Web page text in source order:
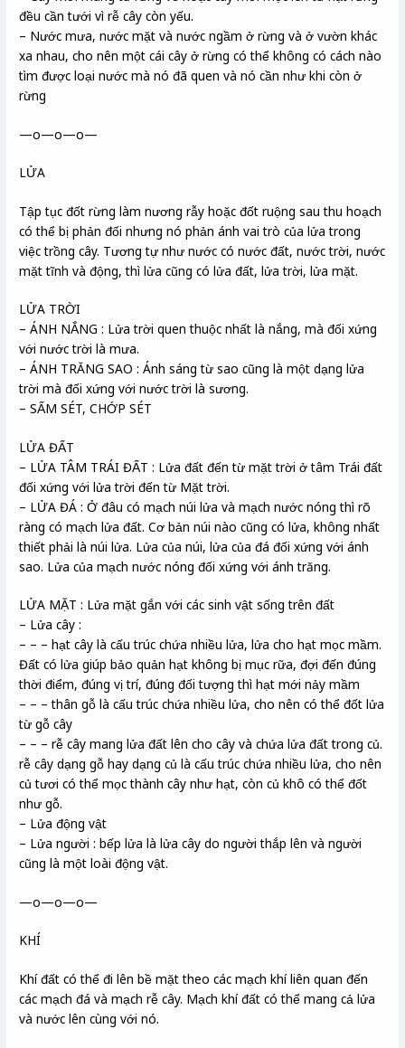
đều cần tưới vì rễ cây còn yếu.
– Nước mưa, nước mặt và nước ngầm ở rừng và ở vườn khác
xa nhau, cho nên một cái cây ở rừng có thể không có cách nào
tìm được loại nước mà nó đã quen và nó cần như khi còn ở
rừng
—o—o—o—
LỬA
Tập tục đốt rừng làm nương rẫy hoặc đốt ruộng sau thu hoạch
có thể bị phản đối nhưng nó phản ánh vai trò của lửa trong
việc trồng cây. Tương tự như nước có nước đất, nước trời, nước
mặt tĩnh và động, thì lửa cũng có lửa đất, lửa trời, lửa mặt.
LỬA TRỜI
– ÁNH NẮNG : Lửa trời quen thuộc nhất là nắng, mà đối xứng
với nước trời là mưa.
– ÁNH TRĂNG SAO : Ánh sáng từ sao cũng là một dạng lửa
trời mà đối xứng với nước trời là sương.
– SẤM SÉT, CHỚP SÉT
LỬA ĐẤT
– LỬA TÂM TRÁI ĐẤT : Lửa đất đến từ mặt trời ở tâm Trái đất
đối xứng với lửa trời đến từ Mặt trời.
– LỬA ĐÁ : Ở đâu có mạch núi lửa và mạch nước nóng thì rõ
ràng có mạch lửa đất. Cơ bản núi nào cũng có lửa, không nhất
thiết phải là núi lửa. Lửa của núi, lửa của đá đối xứng với ánh
sao. Lửa của mạch nước nóng đối xứng với ánh trăng.
LỬA MẶT : Lửa mặt gắn với các sinh vật sống trên đất
– Lửa cây :
– – – hạt cây là cấu trúc chứa nhiều lửa, lửa cho hạt mọc mầm.
Đất có lửa giúp bảo quản hạt không bị mục rữa, đợi đến đúng
thời điểm, đúng vị trí, đúng đối tượng thì hạt mới nảy mầm
– – – thân gỗ là cấu trúc chứa nhiều lửa, cho nên có thể đốt lửa
từ gỗ cây
– – – rễ cây mang lửa đất lên cho cây và chứa lửa đất trong củ.
rễ cây dạng gỗ hay dạng củ là cấu trúc chứa nhiều lửa, cho nên
củ tươi có thể mọc thành cây như hạt, còn củ khô có thể đốt
như gỗ.
– Lửa động vật
– Lửa người : bếp lửa là lửa cây do người thắp lên và người
cũng là một loài động vật.
—o—o—o—
KHÍ
Khí đất có thể đi lên bề mặt theo các mạch khí liên quan đến
các mạch đá và mạch rễ cây. Mạch khí đất có thể mang cả lửa
và nước lên cùng với nó.